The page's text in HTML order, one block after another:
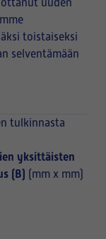
uuden
toistaiseksi
selventämään
tulkinnasta
yksittäisten
(B) (mm x mm)